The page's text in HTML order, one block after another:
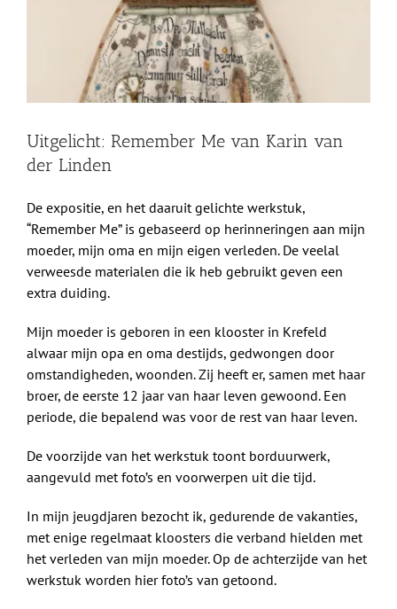
Uitgelicht: Remember Me van Karin van
der Linden
De expositie, en het daaruit gelichte werkstuk,
“Remember Me” is gebaseerd op herinneringen aan mijn
moeder, mijn oma en mijn eigen verleden. De veelal
verweesde materialen die ik heb gebruikt geven een
extra duiding.
Mijn moeder is geboren in een klooster in Krefeld
alwaar mijn opa en oma destijds, gedwongen door
omstandigheden, woonden. Zij heeft er, samen met haar
broer, de eerste 12 jaar van haar leven gewoond. Een
periode, die bepalend was voor de rest van haar leven.
De voorzijde van het werkstuk toont borduurwerk,
aangevuld met foto’s en voorwerpen uit die tijd.
In mijn jeugdjaren bezocht ik, gedurende de vakanties,
met enige regelmaat kloosters die verband hielden met
het verleden van mijn moeder. Op de achterzijde van het
werkstuk worden hier foto’s van getoond.